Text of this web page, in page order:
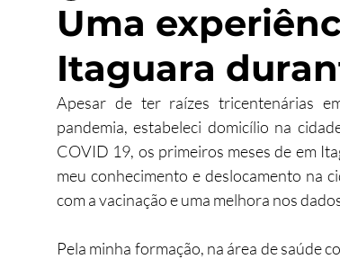
Uma
Itaguara
Apesar de ter raízes tricentenárias
pandemia, estabeleci domicílio na
COVID 19, os primeiros meses de em
meu conhecimento e deslocamento na
com a vacinação e uma melhora nos
Pela minha formação, na área de saúde